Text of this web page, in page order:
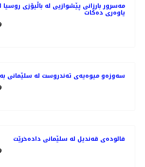
مه‌سرور بارزانی پێشوازیی لە باڵیۆزی
یاوه‌ری ده‌كات
سه‌وزه‌و میوه‌یه‌ی ته‌ندروست له‌ سلێمانی
فالوده‌ی قه‌ندیل له‌ سلێمانی داده‌خرێت